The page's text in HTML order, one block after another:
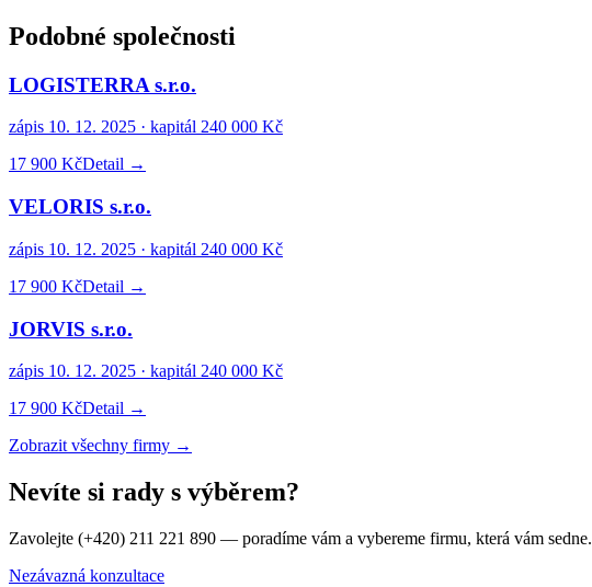
Podobné společnosti
LOGISTERRA s.r.o.
zápis 10. 12. 2025 · kapitál 240 000 Kč
17 900 KčDetail →
VELORIS s.r.o.
zápis 10. 12. 2025 · kapitál 240 000 Kč
17 900 KčDetail →
JORVIS s.r.o.
zápis 10. 12. 2025 · kapitál 240 000 Kč
17 900 KčDetail →
Zobrazit všechny firmy →
Nevíte si rady s výběrem?
Zavolejte (+420) 211 221 890 — poradíme vám a vybereme firmu, která vám sedne.
Nezávazná konzultace